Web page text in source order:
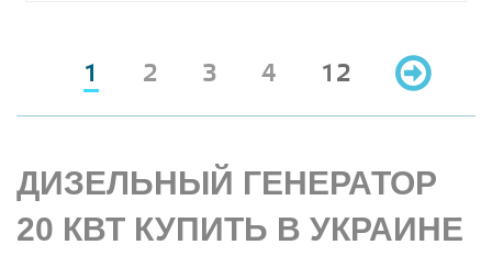
1 2 3 4 12
ДИЗЕЛЬНЫЙ ГЕНЕРАТОР
20 КВТ КУПИТЬ В УКРАИНЕ